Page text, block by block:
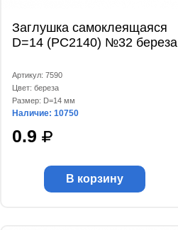
Заглушка самоклеящаяся
D=14 (РС2140) №32 береза
Артикул: 7590
Цвет: береза
Размер: D=14 мм
Наличие: 10750
0.9
В корзину